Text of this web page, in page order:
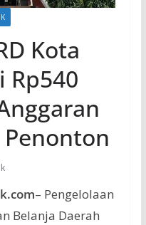
Kota
Rp540
– Pengelolaan
Belanja Daerah